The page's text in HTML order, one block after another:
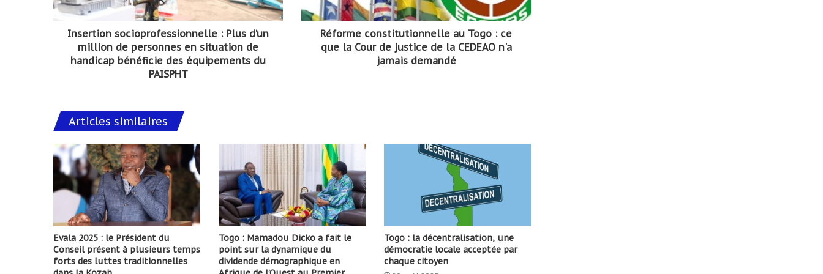
Insertion socioprofessionnelle : Plus d’un
million de personnes en situation de
handicap bénéficie des équipements du
PAISPHT
Réforme constitutionnelle au Togo : ce
que la Cour de justice de la CEDEAO n'a
jamais demandé
Articles similaires
Evala 2025 : le Président du
Conseil présent à plusieurs temps
forts des luttes traditionnelles
Togo : Mamadou Dicko a fait le
point sur la dynamique du
dividende démographique en
Togo : la décentralisation, une
démocratie locale acceptée par
chaque citoyen